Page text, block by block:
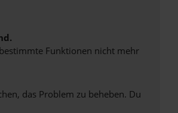
Funktionen nicht mehr
das Problem zu beheben. Du